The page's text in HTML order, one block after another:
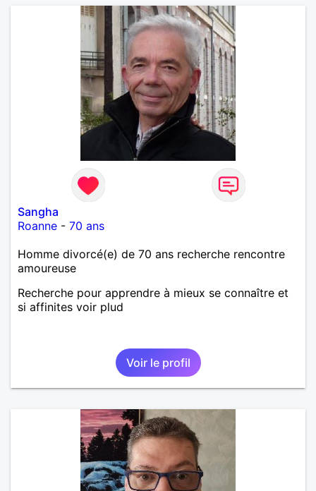
Sangha
Roanne - 70 ans
Homme divorcé(e) de 70 ans recherche rencontre
amoureuse
Recherche pour apprendre à mieux se connaître et
si affinites voir plud
Voir le profil